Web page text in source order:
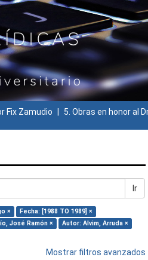
Fix Zamudio 5. Obras en honor al
Ir
×
Fecha: [1988 TO 1989] ×
José Ramón ×
Autor: Alvim, Arruda ×
Mostrar filtros avanzados